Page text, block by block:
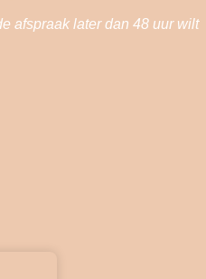
afspraak later dan 48 uur wilt